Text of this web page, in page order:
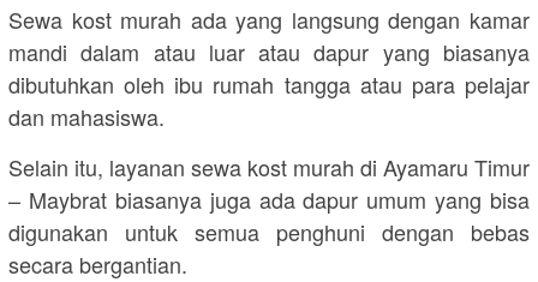
Sewa kost murah ada yang langsung dengan kamar
mandi dalam atau luar atau dapur yang biasanya
dibutuhkan oleh ibu rumah tangga atau para pelajar
dan mahasiswa.
Selain itu, layanan sewa kost murah di Ayamaru Timur
– Maybrat biasanya juga ada dapur umum yang bisa
digunakan untuk semua penghuni dengan bebas
secara bergantian.